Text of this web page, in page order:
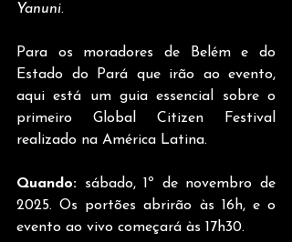
Yanuni.
Para os moradores de Belém e do
Estado do Pará que irão ao evento,
aqui está um guia essencial sobre o
primeiro Global Citizen Festival
realizado na América Latina.
Quando: sábado, 1º de novembro de
2025. Os portões abrirão às 16h, e o
evento ao vivo começará às 17h30.